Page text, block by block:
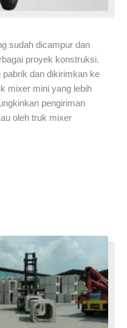
sudah dicampur dan
proyek konstruksi.
pabrik dan dikirimkan ke
mixer mini yang lebih
pengiriman
oleh truk mixer